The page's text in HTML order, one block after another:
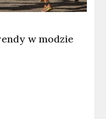
w modzie